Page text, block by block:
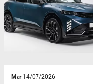
Mar14/07/2026